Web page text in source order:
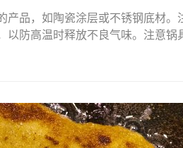
品，如陶瓷涂层或不锈钢底材。
以防高温时释放不良气味。注意